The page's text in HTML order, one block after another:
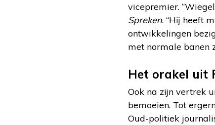
vicepremier.
Spreken. “Hij heeft
ontwikkelingen
met normale banen
Het orakel uit
Ook na zijn vertrek
bemoeien. Tot
Oud-politiek